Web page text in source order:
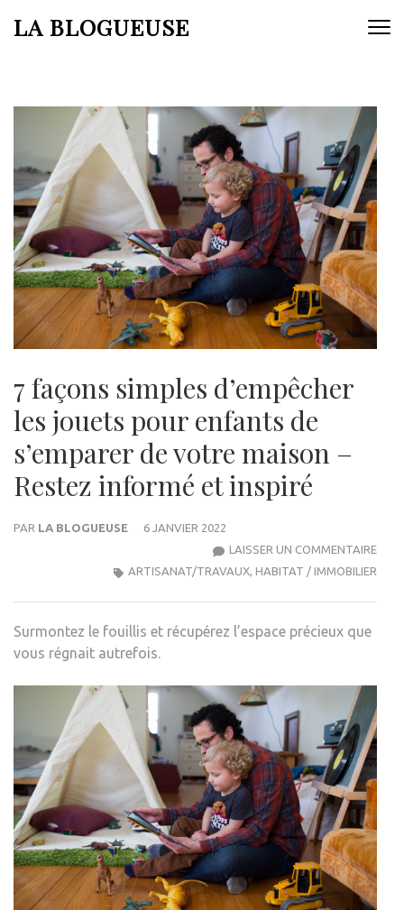
auLA BLOGUEUSE
7 façons simples d’empêcher
les jouets pour enfants de
s’emparer de votre maison –
Restez informé et inspiré
PAR LA BLOGUEUSE
6 JANVIER 2022
LAISSER UN COMMENTAIRE7
DE
DE
–
ET
ARTISANAT/TRAVAUX HABITAT / IMMOBILIER
Surmontez le fouillis et récupérez l’espace précieux que
vous régnait autrefois.